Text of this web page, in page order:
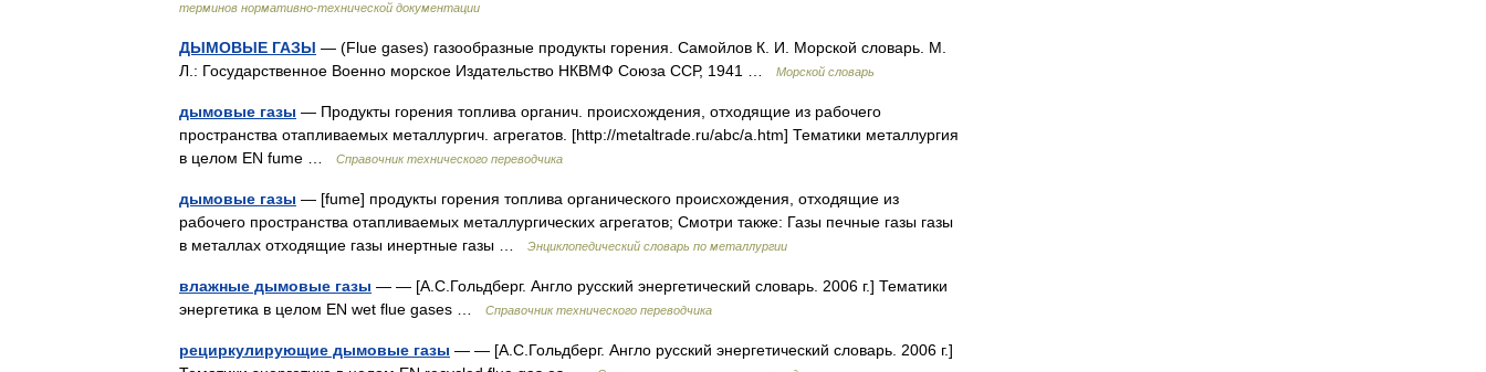
терминов нормативно-технической документации
ДЫМОВЫЕ ГАЗЫ — (Flue gases) газообразные продукты горения. Самойлов К. И. Морской словарь. М.
Л.: Государственное Военно морское Издательство НКВМФ Союза ССР, 1941 …
Морской словарь
дымовые газы — Продукты горения топлива органич. происхождения, отходящие из рабочего
пространства отапливаемых металлургич. агрегатов. [http://metaltrade.ru/abc/a.htm] Тематики металлургия
в целом EN fume …
Справочник технического переводчика
дымовые газы — [fume] продукты горения топлива органического происхождения, отходящие из
рабочего пространства отапливаемых металлургических агрегатов; Смотри также: Газы печные газы газы
в металлах отходящие газы инертные газы …
Энциклопедический словарь по металлургии
влажные дымовые газы — — [А.С.Гольдберг. Англо русский энергетический словарь. 2006 г.] Тематики
энергетика в целом EN wet flue gases …
Справочник технического переводчика
рециркулирующие дымовые газы — — [А.С.Гольдберг. Англо русский энергетический словарь. 2006 г.]